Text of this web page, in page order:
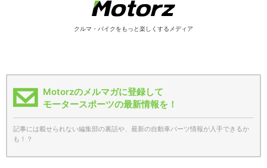
クルマ・バイクをもっと楽しくするメディア
Motorzのメルマガに登録して
モータースポーツの最新情報を！
記事には載せられない編集部の裏話や、最新の自動車パーツ情報が入手できるか
も！？